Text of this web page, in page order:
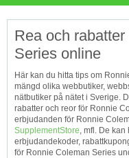
Rea och
Series online
Här kan du hitta tips om
mängd olika webbutiker,
nätbutiker på nätet i Sverige.
rabatter och reor för Ronnie
erbjudanden för Ronnie
SupplementStore, mfl. De kan
erbjudandekoder,
för Ronnie Coleman Series